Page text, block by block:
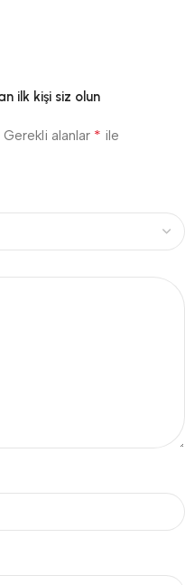
ilk kişi siz olun
Gerekli alanlar * ile